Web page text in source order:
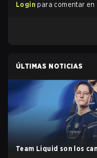
Login para comentar en
ÚLTIMAS NOTICIAS
Team Liquid son los